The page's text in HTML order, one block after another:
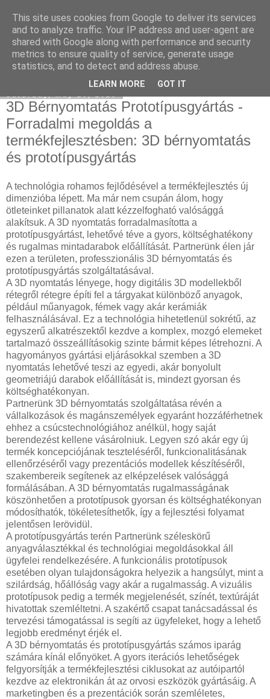
Használt Seat
3D Bérnyomtatás Prototípusgyártás -
Forradalmi megoldás a
termékfejlesztésben: 3D bérnyomtatás
és prototípusgyártás
A technológia rohamos fejlődésével a termékfejlesztés új
dimenzióba lépett. Ma már nem csupán álom, hogy
ötleteinket pillanatok alatt kézzelfogható valósággá
alakítsuk. A 3D nyomtatás forradalmasította a
prototípusgyártást, lehetővé téve a gyors, költséghatékony
és rugalmas mintadarabok előállítását. Partnerünk élen jár
ezen a területen, professzionális 3D bérnyomtatás és
prototípusgyártás szolgáltatásával.
A 3D nyomtatás lényege, hogy digitális 3D modellekből
rétegről rétegre építi fel a tárgyakat különböző anyagok,
például műanyagok, fémek vagy akár kerámiák
felhasználásával. Ez a technológia hihetetlenül sokrétű, az
egyszerű alkatrészektől kezdve a komplex, mozgó elemeket
tartalmazó összeállításokig szinte bármit képes létrehozni. A
hagyományos gyártási eljárásokkal szemben a 3D
nyomtatás lehetővé teszi az egyedi, akár bonyolult
geometriájú darabok előállítását is, mindezt gyorsan és
költséghatékonyan.
Partnerünk 3D bérnyomtatás szolgáltatása révén a
vállalkozások és magánszemélyek egyaránt hozzáférhetnek
ehhez a csúcstechnológiához anélkül, hogy saját
berendezést kellene vásárolniuk. Legyen szó akár egy új
termék koncepciójának teszteléséről, funkcionalitásának
ellenőrzéséről vagy prezentációs modellek készítéséről,
szakembereik segítenek az elképzelések valósággá
formálásában. A 3D bérnyomtatás rugalmasságának
köszönhetően a prototípusok gyorsan és költséghatékonyan
módosíthatók, tökéletesíthetők, így a fejlesztési folyamat
jelentősen lerövidül.
A prototípusgyártás terén Partnerünk széleskörű
anyagválasztékkal és technológiai megoldásokkal áll
ügyfelei rendelkezésére. A funkcionális prototípusok
esetében olyan tulajdonságokra helyezik a hangsúlyt, mint a
szilárdság, hőállóság vagy akár a rugalmasság. A vizuális
prototípusok pedig a termék megjelenését, színét, textúráját
hivatottak szemléltetni. A szakértő csapat tanácsadással és
tervezési támogatással is segíti az ügyfeleket, hogy a lehető
legjobb eredményt érjék el.
A 3D bérnyomtatás és prototípusgyártás számos iparág
számára kínál előnyöket. A gyors iterációs lehetőségek
felgyorsítják a termékfejlesztési ciklusokat az autóipartól
kezdve az elektronikán át az orvosi eszközök gyártásáig. A
marketingben és a prezentációk során szemléletes,
This site uses cookies from Google to deliver its services
and to analyze traffic. Your IP address and user-agent are
shared with Google along with performance and security
metrics to ensure quality of service, generate usage
statistics, and to detect and address abuse.
LEARN MORE GOT IT